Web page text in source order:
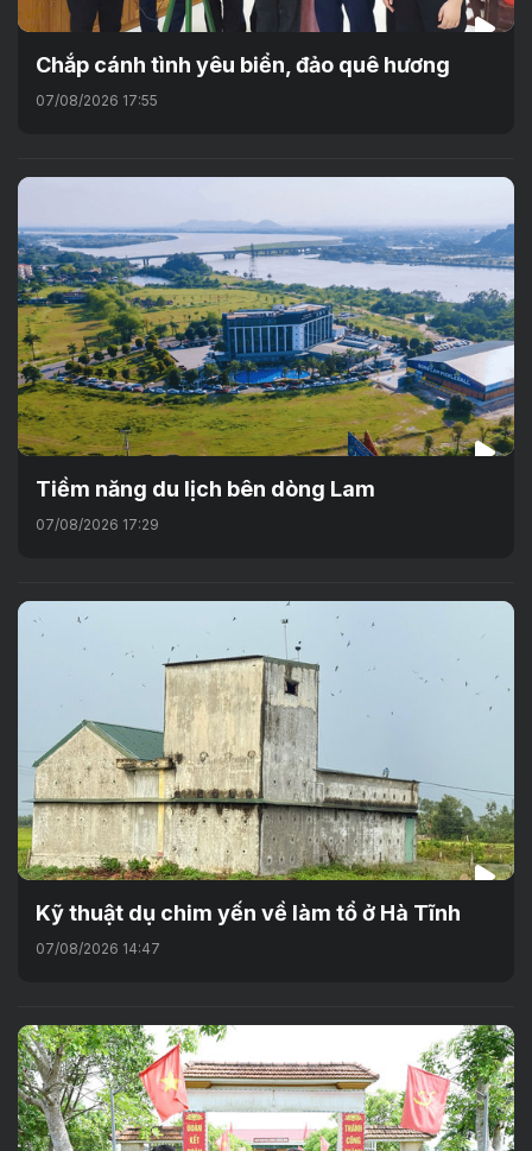
Chắp cánh tình yêu biển, đảo quê hương
07/08/2026 17:55
Tiềm năng du lịch bên dòng Lam
07/08/2026 17:29
Kỹ thuật dụ chim yến về làm tổ ở Hà Tĩnh
07/08/2026 14:47